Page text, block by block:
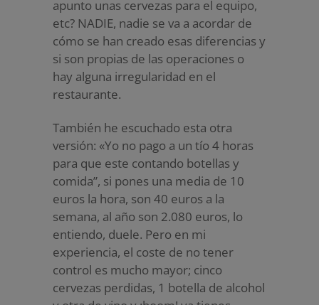
apunto unas cervezas para el equipo,
etc? NADIE, nadie se va a acordar de
cómo se han creado esas diferencias y
si son propias de las operaciones o
hay alguna irregularidad en el
restaurante.
También he escuchado esta otra
versión: «Yo no pago a un tío 4 horas
para que este contando botellas y
comida”, si pones una media de 10
euros la hora, son 40 euros a la
semana, al año son 2.080 euros, lo
entiendo, duele. Pero en mi
experiencia, el coste de no tener
control es mucho mayor; cinco
cervezas perdidas, 1 botella de alcohol